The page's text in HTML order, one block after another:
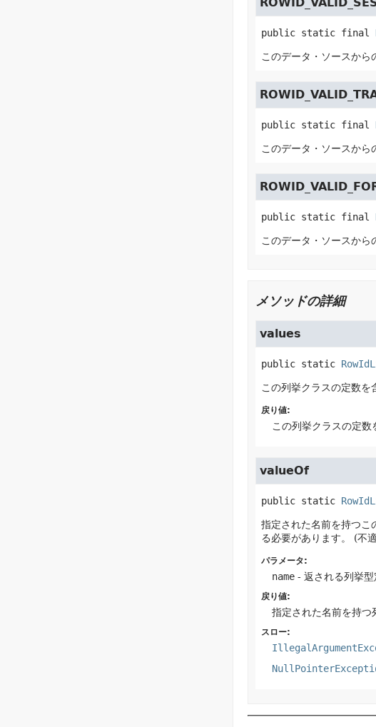
public static final
このデータ・ソースか
public static final
このデータ・ソースか
public static final
このデータ・ソースから
メソッドの詳細
values
public static
この列挙クラスの定数を
戻り値:
この列挙クラスの定数
valueOf
public static
指定された名前を持つこ
る必要があります。
(不
パラメータ:
name- 返される列挙型
戻り値:
指定された名前を持つ
スロー: